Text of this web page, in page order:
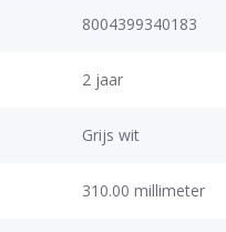
8004399340183
2 jaar
Grijs wit
310.00 millimeter